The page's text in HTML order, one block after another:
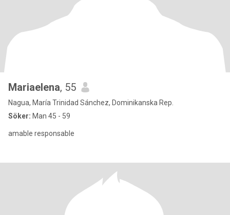
Mariaelena, 55
Nagua, María Trinidad Sánchez, Dominikanska Rep.
Söker: Man 45 - 59
amable responsable